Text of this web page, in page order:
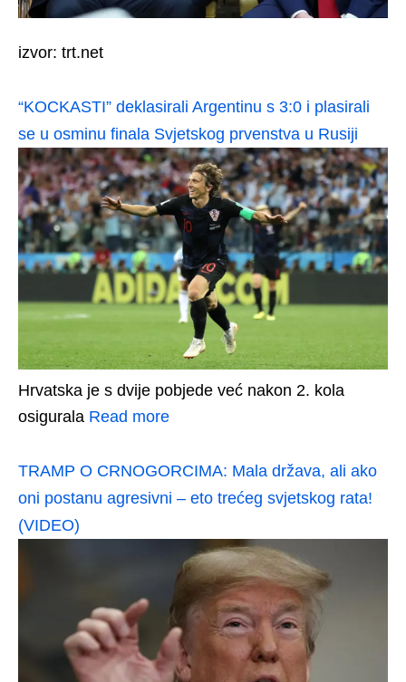
izvor: trt.net
“KOCKASTI” deklasirali Argentinu s 3:0 i plasirali
se u osminu finala Svjetskog prvenstva u Rusiji
Hrvatska je s dvije pobjede već nakon 2. kola
osigurala Read more
TRAMP O CRNOGORCIMA: Mala država, ali ako
oni postanu agresivni – eto trećeg svjetskog rata!
(VIDEO)